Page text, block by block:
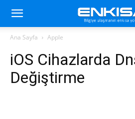
Ana Sayfa Apple
iOS Cihazlarda
Değiştirme